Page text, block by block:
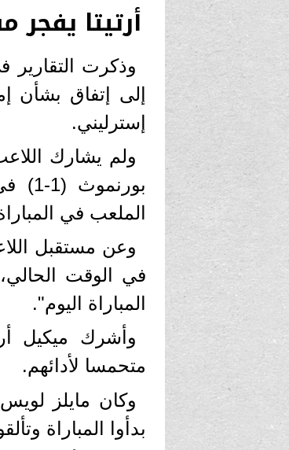
أرتيتا
وذكرت
إسترليني.
الملعب في
وعن مستقبل
في الوقت
المباراة اليوم".
وأشرك ميكيل
متحمسا لأدائهم.
وكان مايلز
بدأوا المباراة